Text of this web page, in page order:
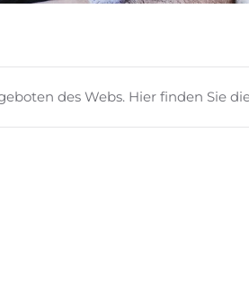
des Webs. Hier finden Sie